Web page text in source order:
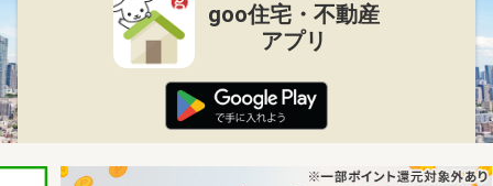
goo住宅・不動産
アプリ